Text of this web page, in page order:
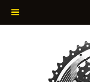
